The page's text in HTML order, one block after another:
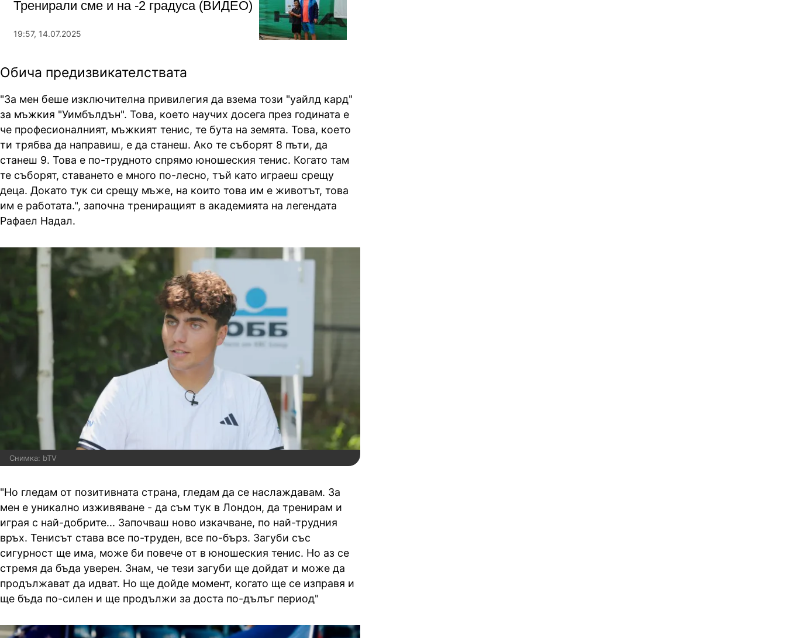
Тренирали сме и на -2 градуса (ВИДЕО)
19:57, 14.07.2025
Обича предизвикателствата
"За мен беше изключителна привилегия да взема този "уайлд кард"
за мъжкия "Уимбълдън". Това, което научих досега през годината е
че професионалният, мъжкият тенис, те бута на земята. Това, което
ти трябва да направиш, е да станеш. Ако те съборят 8 пъти, да
станеш 9. Това е по-трудното спрямо юношеския тенис. Когато там
те съборят, ставането е много по-лесно, тъй като играеш срещу
деца. Докато тук си срещу мъже, на които това им е животът, това
им е работата.", започна трениращият в академията на легендата
Рафаел Надал.
Снимка: bTV
"Но гледам от позитивната страна, гледам да се наслаждавам. За
мен е уникално изживяване - да съм тук в Лондон, да тренирам и
играя с най-добрите... Започваш ново изкачване, по най-трудния
връх. Тенисът става все по-труден, все по-бърз. Загуби със
сигурност ще има, може би повече от в юношеския тенис. Но аз се
стремя да бъда уверен. Знам, че тези загуби ще дойдат и може да
продължават да идват. Но ще дойде момент, когато ще се изправя и
ще бъда по-силен и ще продължи за доста по-дълъг период"